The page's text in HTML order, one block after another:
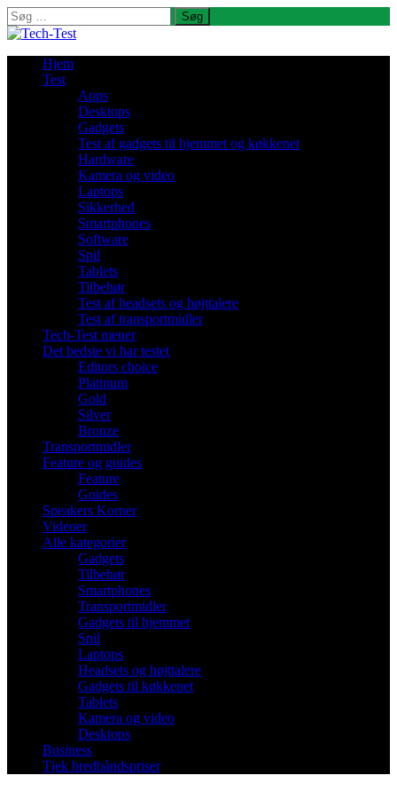
Søg
efter:
Hjem
Test
Apps
Desktops
Gadgets
Test af gadgets til hjemmet og køkkenet
Hardware
Kamera og video
Laptops
Sikkerhed
Smartphones
Software
Spil
Tablets
Tilbehør
Test af headsets og højttalere
Test af transportmidler
Tech-Test mener
Det bedste vi har testet
Editors choice
Platinum
Gold
Silver
Bronze
Transportmidler
Feature og guides
Feature
Guides
Speakers Korner
Videoer
Alle kategorier
Gadgets
Tilbehør
Smartphones
Transportmidler
Gadgets til hjemmet
Spil
Laptops
Headsets og højttalere
Gadgets til køkkenet
Tablets
Kamera og video
Desktops
Business
Tjek bredbåndspriser